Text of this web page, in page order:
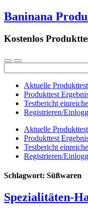
Baninana
Kostenlos
nach:
Aktuelle
Produkttest
Testbericht
Registrieren/
Aktuelle
Produkttest
Testbericht
Registrieren/
Schlagwort: Süßwaren
Spezialitäten-